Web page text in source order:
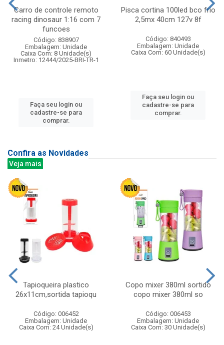
Carro de controle remoto
racing dinosaur 1:16 com 7
funcoes
Código: 838907
Embalagem: Unidade
Caixa Com: 8 Unidade(s)
Inmetro: 12444/2025-BRI-TR-1
Faça seu login ou
cadastre-se para
comprar.
Pisca cortina 100led bco frio
2,5mx 40cm 127v 8f
Código: 840493
Embalagem: Unidade
Caixa Com: 60 Unidade(s)
Faça seu login ou
cadastre-se para
comprar.
Confira as Novidades
Veja mais
Tapioqueira plastico
26x11cm,sortida tapioqu
Código: 006452
Embalagem: Unidade
Caixa Com: 24 Unidade(s)
Copo mixer 380ml sortido
copo mixer 380ml so
Código: 006453
Embalagem: Unidade
Caixa Com: 30 Unidade(s)